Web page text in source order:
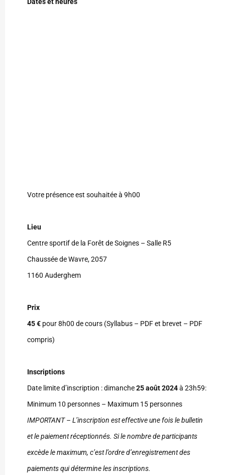
Dates et heures
Votre présence est souhaitée à 9h00
Lieu
Centre sportif de la Forêt de Soignes – Salle R5
Chaussée de Wavre, 2057
1160 Auderghem
Prix
45 € pour 8h00 de cours (Syllabus – PDF et brevet – PDF
compris)
Inscriptions
Date limite d’inscription : dimanche25 août 2024à 23h59:
Minimum 10 personnes – Maximum 15 personnes
IMPORTANT – L’inscription est effective une fois le bulletin
et le paiement réceptionnés. Si le nombre de participants
excède le maximum, c’est l’ordre d’enregistrement des
paiements qui détermine les inscriptions.